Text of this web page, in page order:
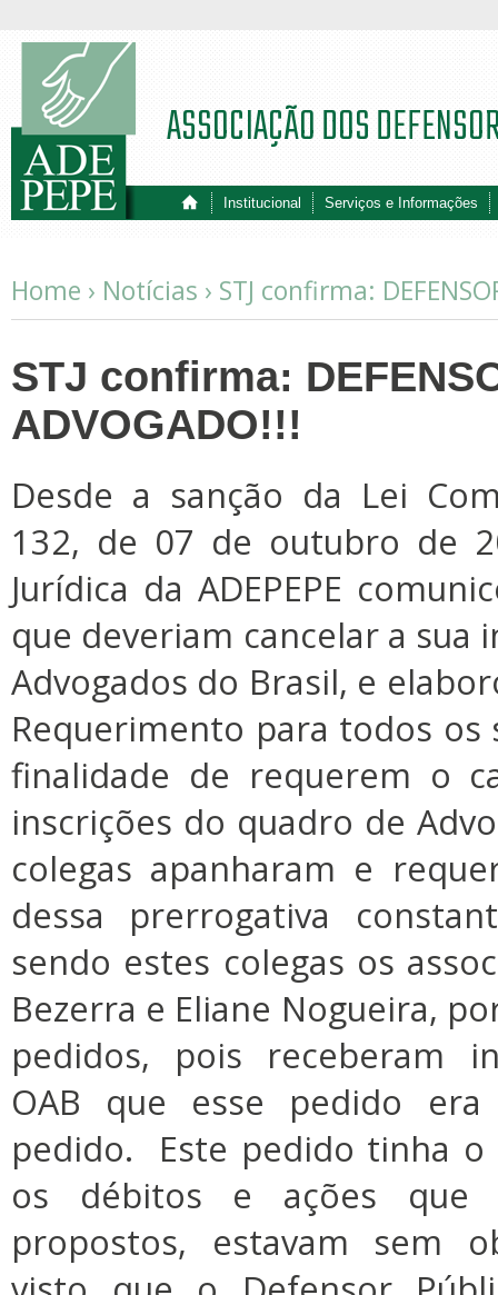
Institucional Serviços e Informações
ASSOCIAÇÃO DOS
Home › Notícias › STJ confirma:
STJ confirma:
ADVOGADO!!!
Desde a sanção da Lei
132, de 07 de outubro de
Jurídica da ADEPEPE
que deveriam cancelar a sua
Advogados do Brasil, e
Requerimento para todos os
finalidade de requerem o
inscrições do quadro de
colegas apanharam e
dessa prerrogativa
sendo estes colegas os
Bezerra e Eliane Nogueira,
pedidos, pois receberam
OAB que esse pedido
pedido. Este pedido tinha
os débitos e ações que
propostos, estavam sem